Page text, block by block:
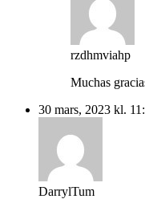
rzdhmviahp
Muchas
30 mars, 2023 kl.
DarrylTum